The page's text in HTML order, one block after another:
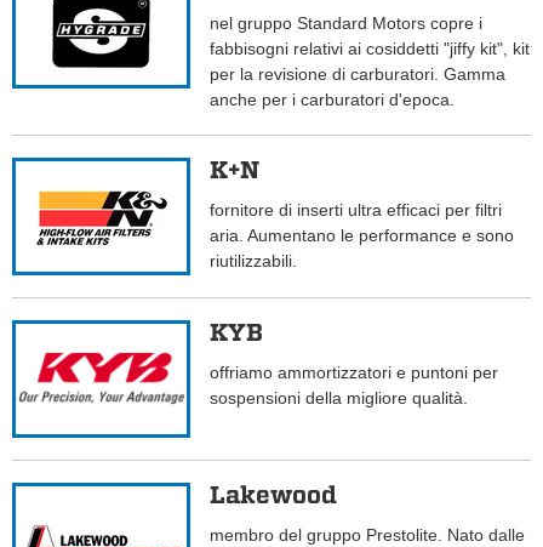
nel gruppo Standard Motors copre i
fabbisogni relativi ai cosiddetti "jiffy kit", kit
per la revisione di carburatori. Gamma
anche per i carburatori d'epoca.
K+N
fornitore di inserti ultra efficaci per filtri
aria. Aumentano le performance e sono
riutilizzabili.
KYB
offriamo ammortizzatori e puntoni per
sospensioni della migliore qualità.
Lakewood
membro del gruppo Prestolite. Nato dalle